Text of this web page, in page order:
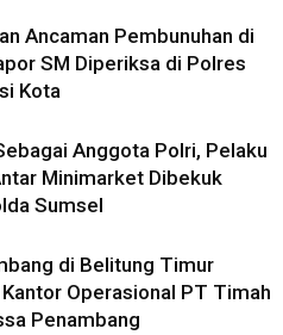
Ancaman Pembunuhan di
SM Diperiksa di Polres
Kota
Anggota Polri, Pelaku
Minimarket Dibekuk
Sumsel
di Belitung Timur
Operasional PT Timah
Penambang